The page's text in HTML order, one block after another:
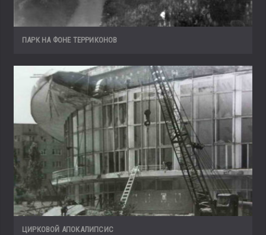
ПАРК НА ФОНЕ ТЕРРИКОНОВ
ЦИРКОВОЙ АПОКАЛИПСИС